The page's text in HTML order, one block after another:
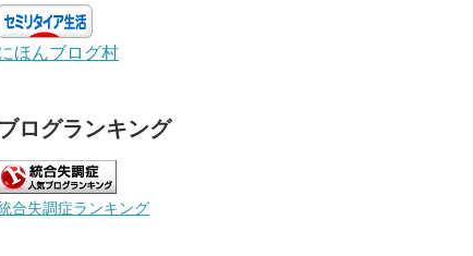
ほんブログ村
ログランキング
合失調症ランキング